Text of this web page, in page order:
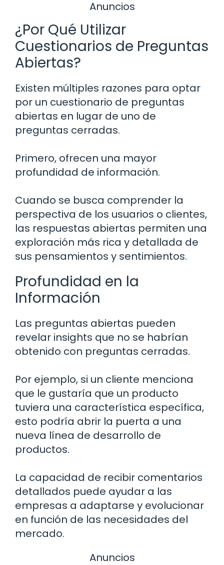
Anuncios
¿Por Qué Utilizar
Cuestionarios de Preguntas
Abiertas?
Existen múltiples razones para optar
por un cuestionario de preguntas
abiertas en lugar de uno de
preguntas cerradas.
Primero, ofrecen una mayor
profundidad de información.
Cuando se busca comprender la
perspectiva de los usuarios o clientes,
las respuestas abiertas permiten una
exploración más rica y detallada de
sus pensamientos y sentimientos.
Profundidad en la
Información
Las preguntas abiertas pueden
revelar insights que no se habrían
obtenido con preguntas cerradas.
Por ejemplo, si un cliente menciona
que le gustaría que un producto
tuviera una característica específica,
esto podría abrir la puerta a una
nueva línea de desarrollo de
productos.
La capacidad de recibir comentarios
detallados puede ayudar a las
empresas a adaptarse y evolucionar
en función de las necesidades del
mercado.
Anuncios